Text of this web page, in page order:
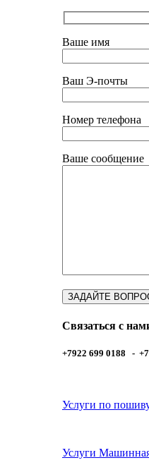
Ваше имя
Ваш Э-почты
Номер телефона
Ваше сообщение
Связаться с
+7922 699 0188 -
Услуги по
Услуги